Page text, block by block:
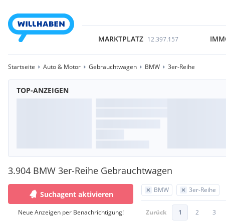
MARKTPLATZ 12.397.157
Startseite Auto & Motor Gebrauchtwagen BMW 3er-Reihe
TOP-ANZEIGEN
3.904 BMW 3er-Reihe Gebrauchtwagen
BMW 3er-Reihe
Zurück 1 2 3
Suchagent aktivieren
Neue Anzeigen per Benachrichtigung!